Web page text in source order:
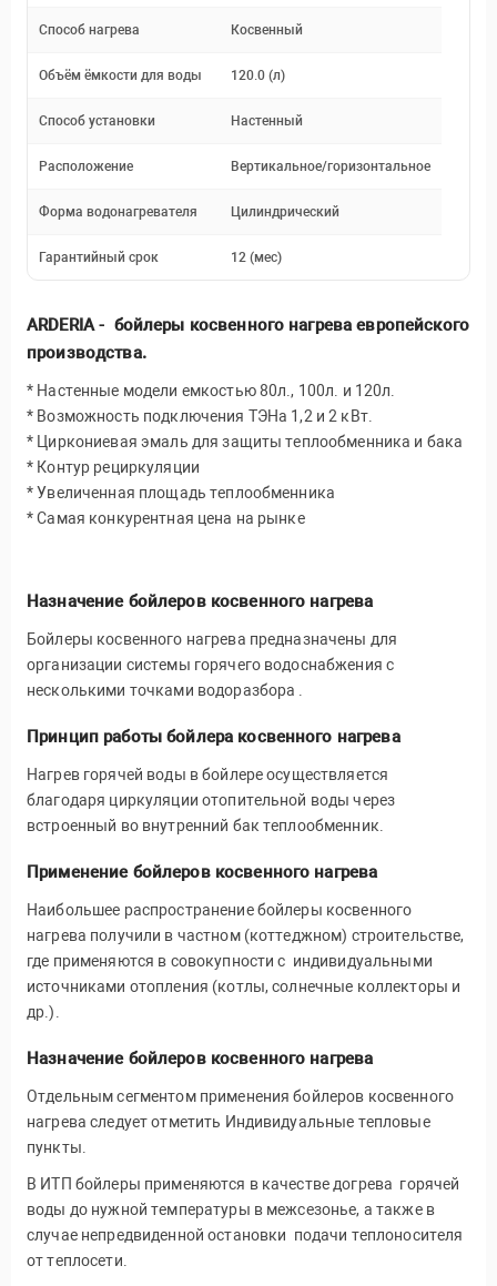
Способ нагрева Косвенный
Объём ёмкости для воды 120.0 (л)
Способ установки Настенный
Расположение Вертикальное/горизонтальное
Форма водонагревателя Цилиндрический
Гарантийный срок 12 (мес)
ARDERIA - бойлеры косвенного нагрева европейского
производства.
* Настенные модели емкостью 80л., 100л. и 120л.
* Возможность подключения ТЭНа 1,2 и 2 кВт.
* Циркониевая эмаль для защиты теплообменника и бака
* Контур рециркуляции
* Увеличенная площадь теплообменника
* Самая конкурентная цена на рынке
Назначение бойлеров косвенного нагрева
Бойлеры косвенного нагрева предназначены для
организации системы горячего водоснабжения с
несколькими точками водоразбора .
Принцип работы бойлера косвенного нагрева
Нагрев горячей воды в бойлере осуществляется
благодаря циркуляции отопительной воды через
встроенный во внутренний бак теплообменник.
Применение бойлеров косвенного нагрева
Наибольшее распространение бойлеры косвенного
нагрева получили в частном (коттеджном) строительстве,
где применяются в совокупности с индивидуальными
источниками отопления (котлы, солнечные коллекторы и
др.).
Назначение бойлеров косвенного нагрева
Отдельным сегментом применения бойлеров косвенного
нагрева следует отметить Индивидуальные тепловые
пункты.
В ИТП бойлеры применяются в качестве догрева горячей
воды до нужной температуры в межсезонье, а также в
случае непредвиденной остановки подачи теплоносителя
от теплосети.